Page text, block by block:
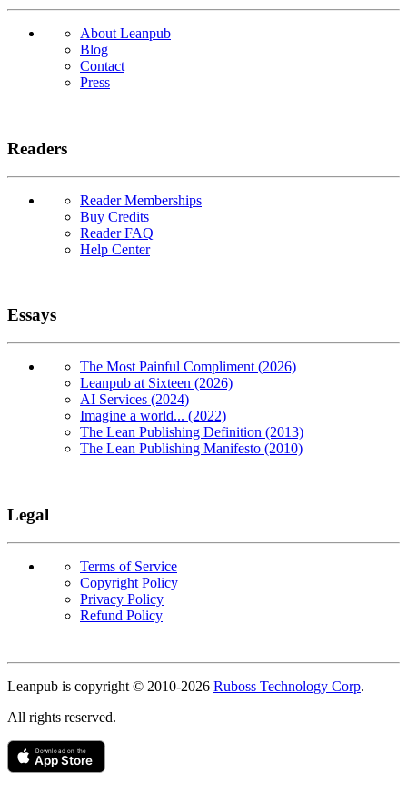
About Leanpub
Blog
Contact
Press
Readers
Reader Memberships
Buy Credits
Reader FAQ
Help Center
Essays
The Most Painful Compliment (2026)
Leanpub at Sixteen (2026)
AI Services (2024)
Imagine a world... (2022)
The Lean Publishing Definition (2013)
The Lean Publishing Manifesto (2010)
Legal
Terms of Service
Copyright Policy
Privacy Policy
Refund Policy
Copyright
Leanpub is copyright © 2010-2026 Ruboss Technology Corp.
All rights reserved.